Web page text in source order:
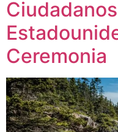
Ciudadanos
Ceremonia